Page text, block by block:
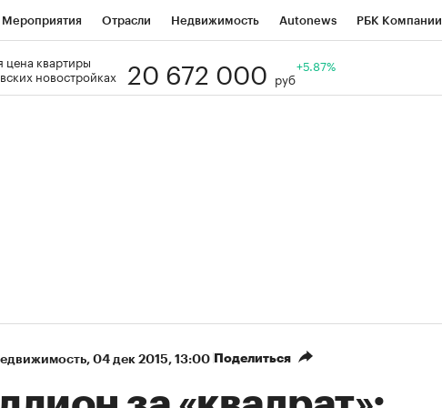
Мероприятия Отрасли Недвижимость Autonews РБК Компании
Визионеры
цена квартиры
новостройках
20 672 000 руб
+5.87%
⁠, 04 дек 2015, 13:00 Поделиться